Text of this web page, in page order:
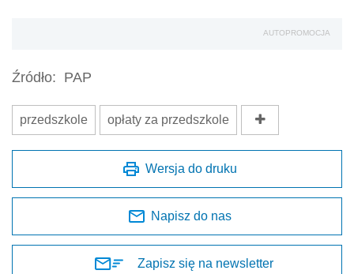
AUTOPROMOCJA
Źródło: PAP
przedszkole opłaty za przedszkole
Wersja do druku
Napisz do nas
Zapisz się na newsletter